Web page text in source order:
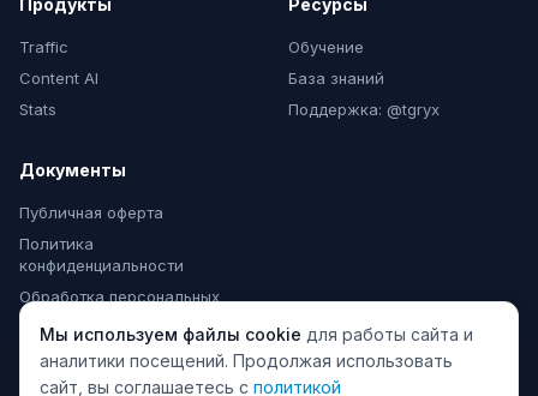
Traffic
Content AI
Stats
Обучение
База знаний
Поддержка: @tgryx
Документы
Публичная оферта
Политика
конфиденциальности
Обработка персональных
данных
Согласие на рассылки
Мы используем файлы cookie для работы сайта и
аналитики посещений. Продолжая использовать
сайт, вы соглашаетесь с политикой